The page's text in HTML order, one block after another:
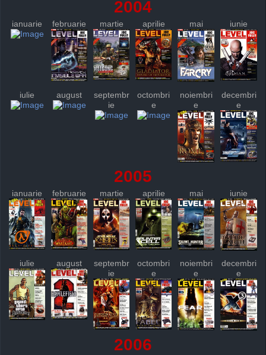
2004
ianuarie februarie martie aprilie mai iunie
iulie august
septembr
ie
octombri
e
noiembri
e
decembri
e
2005
ianuarie februarie martie aprilie mai iunie
iulie august
septembr
ie
octombri
e
noiembri
e
decembri
e
2006